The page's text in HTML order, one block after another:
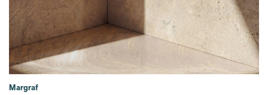
Margraf